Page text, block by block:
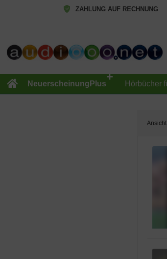
ZAHLUNG AUF RECHNUNG
NeuerscheinungPlus
+
Hörbücher
Ansicht: